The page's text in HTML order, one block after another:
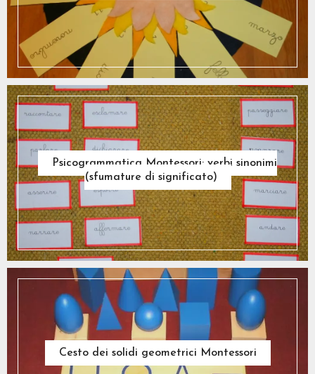
Psicogrammatica Montessori: verbi sinonimi
(sfumature di significato)
Cesto dei solidi geometrici Montessori